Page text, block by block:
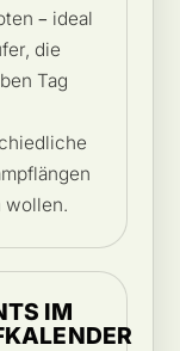
– ideal
die
Tag
wollen.
IM